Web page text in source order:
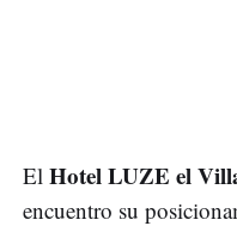
El Hotel LUZE el
encuentro su